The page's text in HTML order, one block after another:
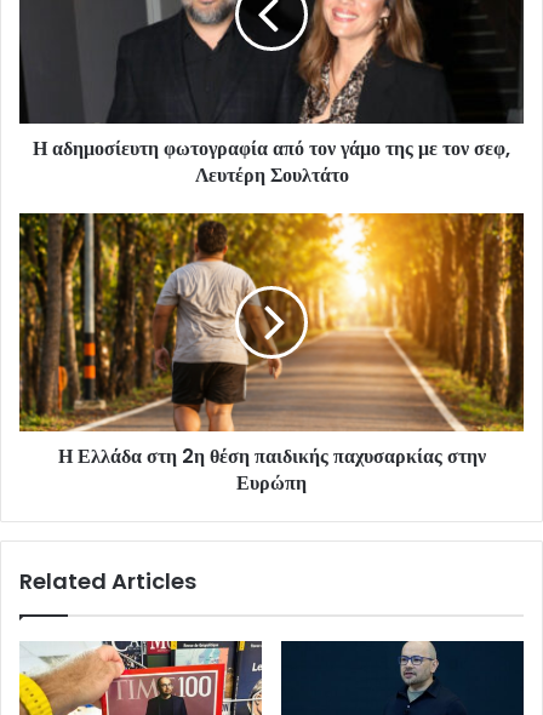
Η αδημοσίευτη φωτογραφία από τον γάμο της με τον σεφ,
Λευτέρη Σουλτάτο
Η Ελλάδα στη 2η θέση παιδικής παχυσαρκίας στην
Ευρώπη
Related Articles